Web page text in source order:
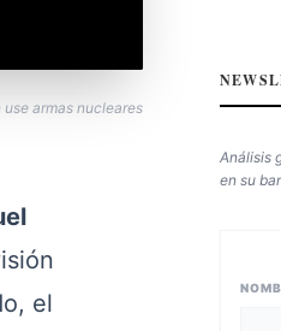
armas nucleares
el
Análisis
en su